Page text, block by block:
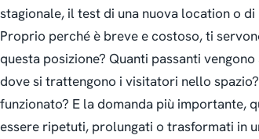
stagionale, il test di una nuova location o
Proprio perché è breve e costoso, ti
questa posizione? Quanti passanti
dove si trattengono i visitatori nello
funzionato? E la domanda più importante,
essere ripetuti, prolungati o trasformati in